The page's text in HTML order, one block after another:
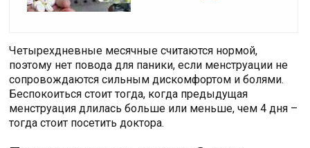
Четырехдневные месячные считаются нормой,
поэтому нет повода для паники, если менструации не
сопровождаются сильным дискомфортом и болями.
Беспокоиться стоит тогда, когда предыдущая
менструация длилась больше или меньше, чем 4 дня –
тогда стоит посетить доктора.